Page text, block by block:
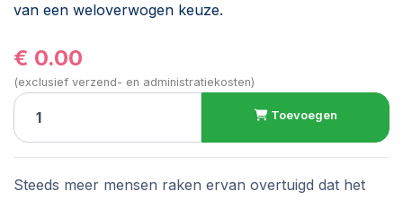
van een weloverwogen keuze.
€ 0.00
(exclusief verzend- en administratiekosten)
Toevoegen
Steeds meer mensen raken ervan overtuigd dat het